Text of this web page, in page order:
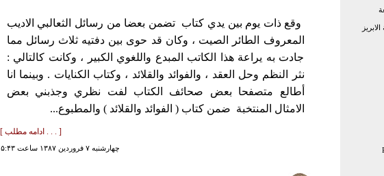
وقع ذات يوم بين يدي كتاب تضمن بعضا من رسائل الثعالبي الاديب
المعروف الطائر الصيت ، وكان قد حوى بين دفتيه ثلاث رسائل مما
جادت به يراعة هذا الكاتب المبدع واللغوي الكبير ، وكانت كالتالي :
نثر النظم وحل العقد ، والفوائد والقلائد ، وكتاب الكنايات . وبينما انا
أطالع متصفحا بعض صحائف الكتاب لفت نظري وجذبني بعض
الامثال المنتخبة ضمن كتاب ( الفوائد والقلائد ) والمطبوع...
[ . . . ادامه مطلب ]
چهارشنبه ۷ فروردين ۱۳۸۷ ساعت ۱۵:۴۳